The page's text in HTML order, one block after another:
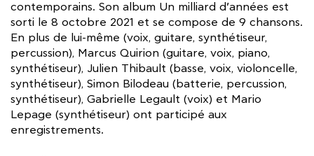
contemporains. Son album Un milliard d’années est
sorti le 8 octobre 2021 et se compose de 9 chansons.
En plus de lui-même (voix, guitare, synthétiseur,
percussion), Marcus Quirion (guitare, voix, piano,
synthétiseur), Julien Thibault (basse, voix, violoncelle,
synthétiseur), Simon Bilodeau (batterie, percussion,
synthétiseur), Gabrielle Legault (voix) et Mario
Lepage (synthétiseur) ont participé aux
enregistrements.